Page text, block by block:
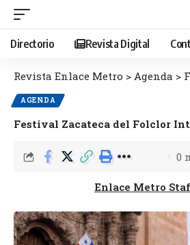
Directorio Revista Digital
Revista Enlace Metro > Agenda >
AGENDA
Festival Zacateca del Folclor
Enlace Metro
0